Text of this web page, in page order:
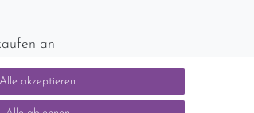
Alle akzeptieren
an
zuviel Porzellan im Schrank? Gerne
wir dieses an. Einfach unverbindliches
anfordern.